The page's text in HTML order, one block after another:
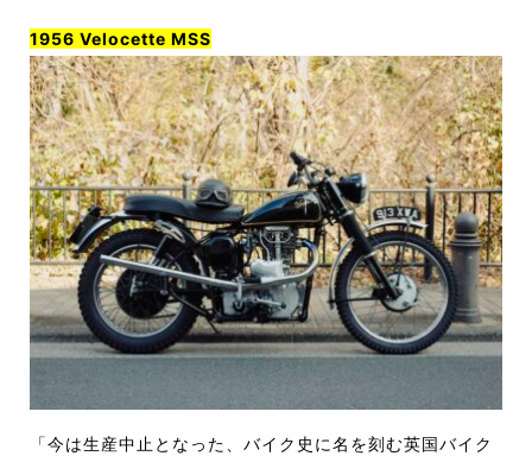
1956 Velocette MSS
「今は生産中止となった、バイク史に名を刻む英国バイク